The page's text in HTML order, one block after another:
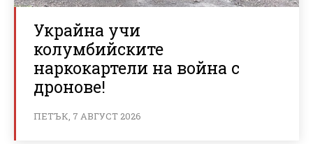
Украйна учи
колумбийските
наркокартели на война с
дронове!
ПЕТЪК, 7 АВГУСТ 2026